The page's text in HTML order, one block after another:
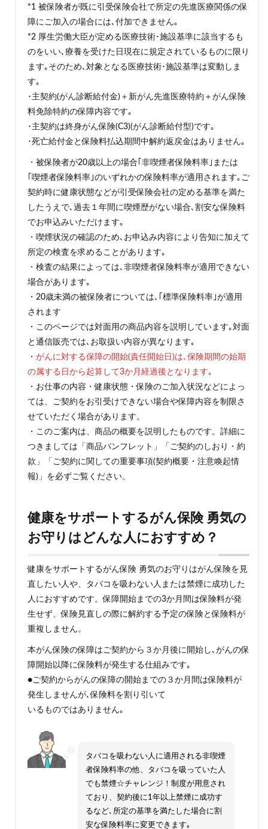
*1 被保険者が既に引受保険会社で所定の先進医療関係の保
障にご加入の場合には､付加できません｡
*2 厚生労働大臣が定める医療技術･施設基準に該当するも
のをいい､療養を受けた日現在に規定されているものに限り
ます｡そのため､対象となる医療技術･施設基準は変動しま
す｡
･主契約(がん診断給付金)＋新がん先進医療特約＋がん保険
料免除特約の保障内容です｡
･主契約は終身がん保険(C3)(がん診断給付型)です｡
･死亡給付金と保険料払込期間中解約返戻金はありません｡
・被保険者が20歳以上の場合｢非喫煙者保険料率｣または
｢喫煙者保険料率｣のいずれかの保険料率が適用されます｡ご
契約時に健康状態などが引受保険会社の定める基準を満た
したうえで､過去１年間に喫煙歴がない場合､割安な保険料
でお申込みいただけます｡
・喫煙状況の確認のため､お申込み内容により告知に加えて
所定の検査を求めることがあります｡
・検査の結果によっては､非喫煙者保険料率が適用できない
場合があります｡
・20歳未満の被保険者については､｢標準保険料率｣が適用
されます
・このページでは対面用の商品内容を説明しています｡対面
と通信販売では､お取扱い内容が異なります｡
・ がんに対する保障の開始(責任開始日)は､保険期間の始期
の属する日から起算して3か月経過後となります｡
・お仕事の内容・健康状態・保険のご加入状況などによっ
ては、ご契約をお引受けできない場合や保障内容を制限さ
せていただく場合があります。
・このご案内は、商品の概要を説明したものです。詳細に
つきましては「商品パンフレット」「ご契約のしおり・約
款」「ご契約に関しての重要事項(契約概要・注意喚起情
報)」を必ずご覧ください。
健康をサポートするがん保険 勇気の
お守りはどんな人におすすめ？
健康をサポートするがん保険 勇気のお守りはがん保険を見
直したい人や、タバコを吸わない人または禁煙に成功した
人におすすめです。保障開始までの3か月間は保険料が発
生せず、保険見直しの際に解約する予定の保険と保険料が
重複しません。
本がん保険の保障はご契約から３か月後に開始し､がんの保
障開始以降に保険料が発生する仕組みです｡
●ご契約からがんの保障の開始までの３か月間は保険料が
発生しませんが､保険料を割り引いて
いるものではありません｡
タバコを吸わない人に適用される非喫煙
者保険料率の他、タバコを吸っていた人
でも禁煙☆チャレンジ！制度が用意され
ており、契約後に1年以上禁煙に成功す
るなど､所定の基準を満たした場合に割
安な保険料率に変更できます｡